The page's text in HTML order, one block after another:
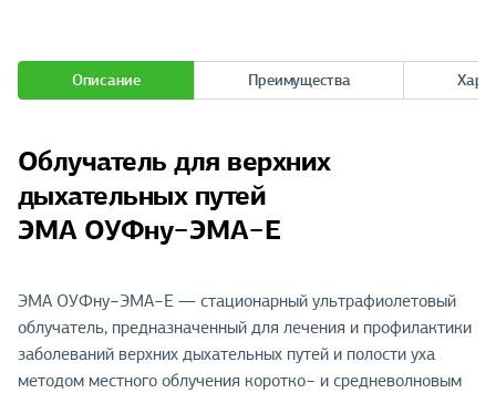
Описание Преимущества
Облучатель для верхних
дыхательных путей
ЭМА ОУФну−ЭМА−Е
ЭМА ОУФну−ЭМА−Е — стационарный ультрафиолетовый
облучатель, предназначенный для лечения и профилактики
заболеваний верхних дыхательных путей и полости уха
методом местного облучения коротко− и средневолновым